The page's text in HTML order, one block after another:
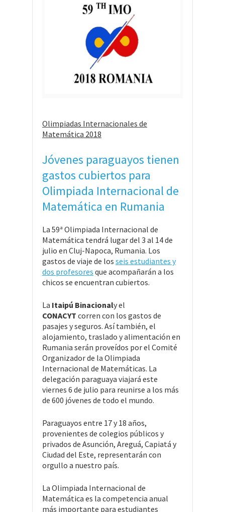
Olimpiadas Internacionales de
Matemática 2018
Jóvenes paraguayos tienen
gastos cubiertos para
Olimpiada Internacional de
Matemática en Rumania
La 59ª Olimpiada Internacional de
Matemática tendrá lugar del 3 al 14 de
julio en Cluj-Napoca, Rumania. Los
gastos de viaje de los seis estudiantes y
dos profesores que acompañarán a los
chicos se encuentran cubiertos.
La Itaipú Binacionaly el
CONACYT corren con los gastos de
pasajes y seguros. Así también, el
alojamiento, traslado y alimentación en
Rumania serán proveídos por el Comité
Organizador de la Olimpiada
Internacional de Matemáticas. La
delegación paraguaya viajará este
viernes 6 de julio para reunirse a los más
de 600 jóvenes de todo el mundo.
Paraguayos entre 17 y 18 años,
provenientes de colegios públicos y
privados de Asunción, Areguá, Capiatá y
Ciudad del Este, representarán con
orgullo a nuestro país.
La Olimpiada Internacional de
Matemática es la competencia anual
más importante para estudiantes